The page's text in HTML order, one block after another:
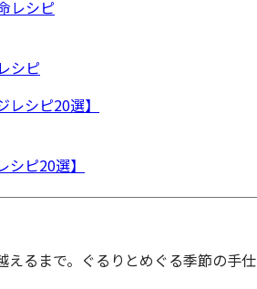
るまで。ぐるりとめぐる季節の手仕
シピ
ピ20選】